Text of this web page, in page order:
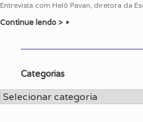
Entrevista com Helô Pavan, diretora da
Continue lendo >
Categorias
Categorias